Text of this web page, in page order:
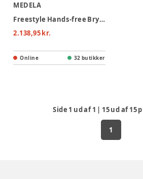
MEDELA
Freestyle Hands-free Brystpumpe
2.138,95 kr.
Online 32 butikker
Side 1 ud af1 | 15ud af15
1